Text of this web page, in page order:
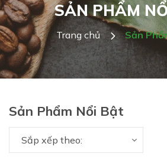
SẢN PHẨM
Trang chủ Sản
Sản Phẩm Nổi Bật
Sắp xếp theo: